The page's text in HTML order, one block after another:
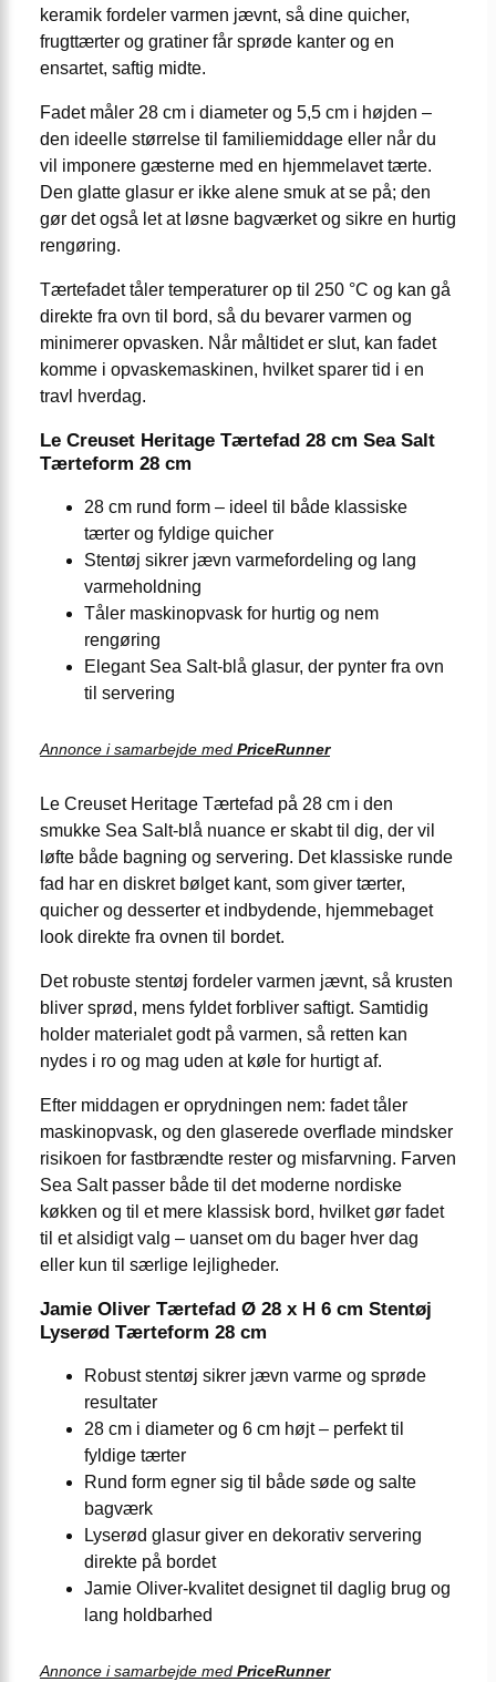
keramik fordeler varmen jævnt, så dine quicher,
frugttærter og gratiner får sprøde kanter og en
ensartet, saftig midte.
Fadet måler 28 cm i diameter og 5,5 cm i højden –
den ideelle størrelse til familiemiddage eller når du
vil imponere gæsterne med en hjemmelavet tærte.
Den glatte glasur er ikke alene smuk at se på; den
gør det også let at løsne bagværket og sikre en hurtig
rengøring.
Tærtefadet tåler temperaturer op til 250 °C og kan gå
direkte fra ovn til bord, så du bevarer varmen og
minimerer opvasken. Når måltidet er slut, kan fadet
komme i opvaskemaskinen, hvilket sparer tid i en
travl hverdag.
Le Creuset Heritage Tærtefad 28 cm Sea Salt
Tærteform 28 cm
28 cm rund form – ideel til både klassiske
tærter og fyldige quicher
Stentøj sikrer jævn varmefordeling og lang
varmeholdning
Tåler maskinopvask for hurtig og nem
rengøring
Elegant Sea Salt-blå glasur, der pynter fra ovn
til servering
Annonce i samarbejde med PriceRunner
Le Creuset Heritage Tærtefad på 28 cm i den
smukke Sea Salt-blå nuance er skabt til dig, der vil
løfte både bagning og servering. Det klassiske runde
fad har en diskret bølget kant, som giver tærter,
quicher og desserter et indbydende, hjemmebaget
look direkte fra ovnen til bordet.
Det robuste stentøj fordeler varmen jævnt, så krusten
bliver sprød, mens fyldet forbliver saftigt. Samtidig
holder materialet godt på varmen, så retten kan
nydes i ro og mag uden at køle for hurtigt af.
Efter middagen er oprydningen nem: fadet tåler
maskinopvask, og den glaserede overflade mindsker
risikoen for fastbrændte rester og misfarvning. Farven
Sea Salt passer både til det moderne nordiske
køkken og til et mere klassisk bord, hvilket gør fadet
til et alsidigt valg – uanset om du bager hver dag
eller kun til særlige lejligheder.
Jamie Oliver Tærtefad Ø 28 x H 6 cm Stentøj
Lyserød Tærteform 28 cm
Robust stentøj sikrer jævn varme og sprøde
resultater
28 cm i diameter og 6 cm højt – perfekt til
fyldige tærter
Rund form egner sig til både søde og salte
bagværk
Lyserød glasur giver en dekorativ servering
direkte på bordet
Jamie Oliver-kvalitet designet til daglig brug og
lang holdbarhed
Annonce i samarbejde med PriceRunner